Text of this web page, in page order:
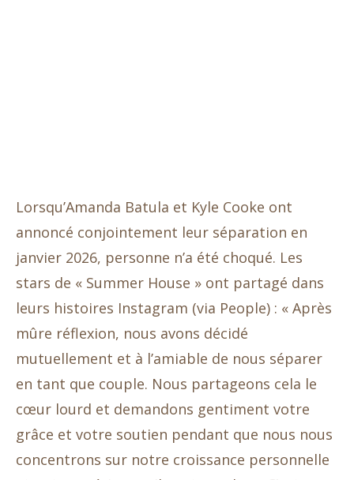
Lorsqu’Amanda Batula et Kyle Cooke ont
annoncé conjointement leur séparation en
janvier 2026, personne n’a été choqué. Les
stars de « Summer House » ont partagé dans
leurs histoires Instagram (via People) : « Après
mûre réflexion, nous avons décidé
mutuellement et à l’amiable de nous séparer
en tant que couple. Nous partageons cela le
cœur lourd et demandons gentiment votre
grâce et votre soutien pendant que nous nous
concentrons sur notre croissance personnelle